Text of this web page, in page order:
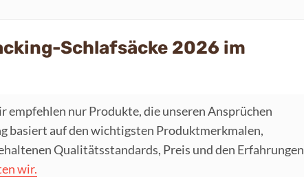
Schlafsäcke 2026 im
empfehlen nur Produkte, die unseren Ansprüchen
basiert auf den wichtigsten Produktmerkmalen,
Qualitätsstandards, Preis und den Erfahrungen
wir.